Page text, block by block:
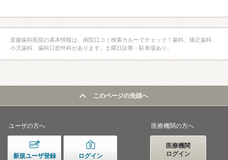
斎藤歯科医院の基本情報は、病院口コミ検索カルーでチェック！歯科、矯正歯科、
小児歯科、歯科口腔外科があります。土曜日診察・駐車場あり。
このページの先頭へ
ユーザの方へ
新規ユーザ登録 ログイン
医療機関の方へ
医療機関
ログイン